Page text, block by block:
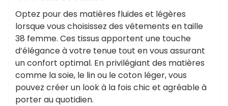
Optez pour des matières fluides et légères
lorsque vous choisissez des vêtements en taille
38 femme. Ces tissus apportent une touche
d’élégance à votre tenue tout en vous assurant
un confort optimal. En privilégiant des matières
comme la soie, le lin ou le coton léger, vous
pouvez créer un look à la fois chic et agréable à
porter au quotidien.